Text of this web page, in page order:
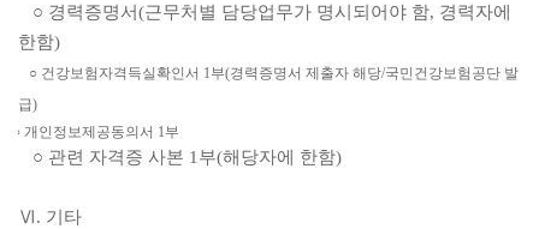
○ 경력증명서(근무처별 담당업무가 명시되어야 함, 경력자에
한함)
○ 건강보험자격득실확인서 1부(경력증명서 제출자 해당/국민건강보험공단 발
급)
개인정보제공동의서 1부
○ 관련 자격증 사본 1부(해당자에 한함)
Ⅵ. 기타